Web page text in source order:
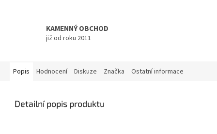
KAMENNÝ OBCHOD
již od roku 2011
Popis Hodnocení Diskuze Značka Ostatní informace
Detailní popis produktu